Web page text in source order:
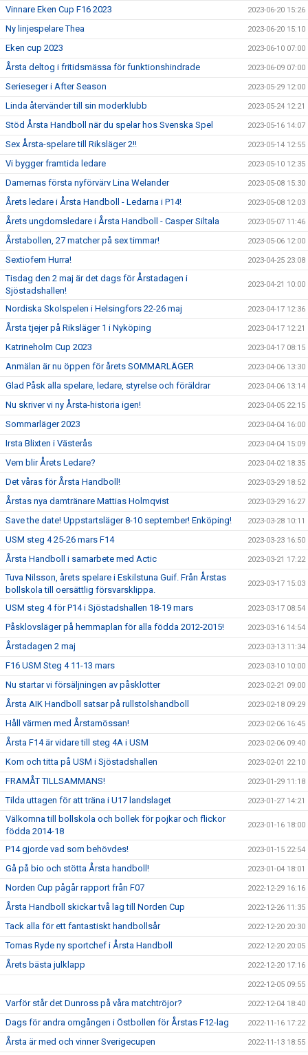
Vinnare Eken Cup F16 2023 2023-06-20 15:26
Ny linjespelare Thea 2023-06-20 15:10
Eken cup 2023 2023-06-10 07:00
Årsta deltog i fritidsmässa för funktionshindrade 2023-06-09 07:00
Serieseger i After Season 2023-05-29 12:00
Linda återvänder till sin moderklubb 2023-05-24 12:21
Stöd Årsta Handboll när du spelar hos Svenska Spel 2023-05-16 14:07
Sex Årsta-spelare till Riksläger 2!! 2023-05-14 12:55
Vi bygger framtida ledare 2023-05-10 12:35
Damernas första nyförvärv Lina Welander 2023-05-08 15:30
Årets ledare i Årsta Handboll - Ledarna i P14! 2023-05-08 12:03
Årets ungdomsledare i Årsta Handboll - Casper Siltala 2023-05-07 11:46
Årstabollen, 27 matcher på sex timmar! 2023-05-06 12:00
Sextiofem Hurra! 2023-04-25 23:08
Tisdag den 2 maj är det dags för Årstadagen i
Sjöstadshallen!
2023-04-21 10:00
Nordiska Skolspelen i Helsingfors 22-26 maj 2023-04-17 12:36
Årsta tjejer på Riksläger 1 i Nyköping 2023-04-17 12:21
Katrineholm Cup 2023 2023-04-17 08:15
Anmälan är nu öppen för årets SOMMARLÄGER 2023-04-06 13:30
Glad Påsk alla spelare, ledare, styrelse och föräldrar 2023-04-06 13:14
Nu skriver vi ny Årsta-historia igen! 2023-04-05 22:15
Sommarläger 2023 2023-04-04 16:00
Irsta Blixten i Västerås 2023-04-04 15:09
Vem blir Årets Ledare? 2023-04-02 18:35
Det våras för Årsta Handboll! 2023-03-29 18:52
Årstas nya damtränare Mattias Holmqvist 2023-03-29 16:27
Save the date! Uppstartsläger 8-10 september! Enköping! 2023-03-28 10:11
USM steg 4 25-26 mars F14 2023-03-23 16:50
Årsta Handboll i samarbete med Actic 2023-03-21 17:22
Tuva Nilsson, årets spelare i Eskilstuna Guif. Från Årstas
bollskola till oersättlig försvarsklippa.
2023-03-17 15:03
USM steg 4 för P14 i Sjöstadshallen 18-19 mars 2023-03-17 08:54
Påsklovsläger på hemmaplan för alla födda 2012-2015! 2023-03-16 14:54
Årstadagen 2 maj 2023-03-13 11:34
F16 USM Steg 4 11-13 mars 2023-03-10 10:00
Nu startar vi försäljningen av påsklotter 2023-02-21 09:00
Årsta AIK Handboll satsar på rullstolshandboll 2023-02-18 09:29
Håll värmen med Årstamössan! 2023-02-06 16:45
Årsta F14 är vidare till steg 4A i USM 2023-02-06 09:40
Kom och titta på USM i Sjöstadshallen 2023-02-01 22:10
FRAMÅT TILLSAMMANS! 2023-01-29 11:18
Tilda uttagen för att träna i U17 landslaget 2023-01-27 14:21
Välkomna till bollskola och bollek för pojkar och flickor
födda 2014-18
2023-01-16 18:00
P14 gjorde vad som behövdes! 2023-01-15 22:54
Gå på bio och stötta Årsta handboll! 2023-01-04 18:01
Norden Cup pågår rapport från F07 2022-12-29 16:16
Årsta Handboll skickar två lag till Norden Cup 2022-12-26 11:35
Tack alla för ett fantastiskt handbollsår 2022-12-20 20:30
Tomas Ryde ny sportchef i Årsta Handboll 2022-12-20 20:05
Årets bästa julklapp 2022-12-20 17:16
2022-12-05 09:55
Varför står det Dunross på våra matchtröjor? 2022-12-04 18:40
Dags för andra omgången i Östbollen för Årstas F12-lag 2022-11-16 17:22
Årsta är med och vinner Sverigecupen 2022-11-13 18:55